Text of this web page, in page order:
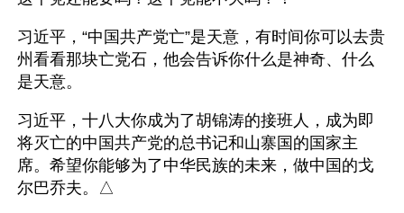
习近平，“中国共产党亡”是天意，有时间你可以去贵
州看看那块亡党石，他会告诉你什么是神奇、什么
是天意。
习近平，十八大你成为了胡锦涛的接班人，成为即
将灭亡的中国共产党的总书记和山寨国的国家主
席。希望你能够为了中华民族的未来，做中国的戈
尔巴乔夫。△